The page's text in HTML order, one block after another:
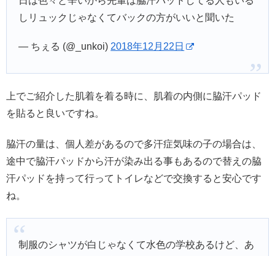
しリュックじゃなくてバックの方がいいと聞いた
— ちぇる (@_unkoi) 2018年12月22日
上でご紹介した肌着を着る時に、肌着の内側に脇汗パッド
を貼ると良いですね。
脇汗の量は、個人差があるので多汗症気味の子の場合は、
途中で脇汗パッドから汗が染み出る事もあるので替えの脇
汗パッドを持って行ってトイレなどで交換すると安心です
ね。
制服のシャツが白じゃなくて水色の学校あるけど、あ